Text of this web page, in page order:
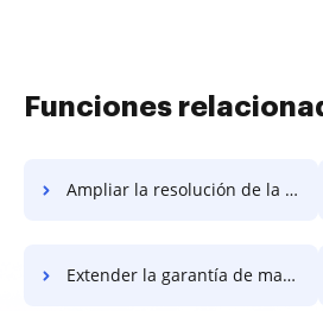
Funciones
Ampliar la resolución de la marca de agua
Extender la garantía de marca de agua